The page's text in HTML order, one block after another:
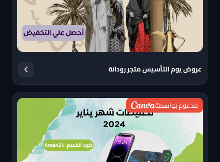
عروض يوم التأسيس متجر رودانة
مدعوم بواسطة